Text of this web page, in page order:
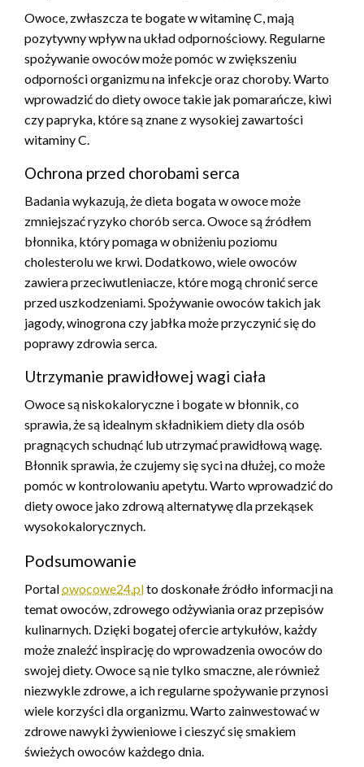
Owoce, zwłaszcza te bogate w witaminę C, mają
pozytywny wpływ na układ odpornościowy. Regularne
spożywanie owoców może pomóc w zwiększeniu
odporności organizmu na infekcje oraz choroby. Warto
wprowadzić do diety owoce takie jak pomarańcze, kiwi
czy papryka, które są znane z wysokiej zawartości
witaminy C.
Ochrona przed chorobami serca
Badania wykazują, że dieta bogata w owoce może
zmniejszać ryzyko chorób serca. Owoce są źródłem
błonnika, który pomaga w obniżeniu poziomu
cholesterolu we krwi. Dodatkowo, wiele owoców
zawiera przeciwutleniacze, które mogą chronić serce
przed uszkodzeniami. Spożywanie owoców takich jak
jagody, winogrona czy jabłka może przyczynić się do
poprawy zdrowia serca.
Utrzymanie prawidłowej wagi ciała
Owoce są niskokaloryczne i bogate w błonnik, co
sprawia, że są idealnym składnikiem diety dla osób
pragnących schudnąć lub utrzymać prawidłową wagę.
Błonnik sprawia, że czujemy się syci na dłużej, co może
pomóc w kontrolowaniu apetytu. Warto wprowadzić do
diety owoce jako zdrową alternatywę dla przekąsek
wysokokalorycznych.
Podsumowanie
Portalowocowe24.plto doskonałe źródło informacji na
temat owoców, zdrowego odżywiania oraz przepisów
kulinarnych. Dzięki bogatej ofercie artykułów, każdy
może znaleźć inspirację do wprowadzenia owoców do
swojej diety. Owoce są nie tylko smaczne, ale również
niezwykle zdrowe, a ich regularne spożywanie przynosi
wiele korzyści dla organizmu. Warto zainwestować w
zdrowe nawyki żywieniowe i cieszyć się smakiem
świeżych owoców każdego dnia.